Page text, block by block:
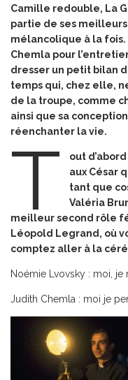
Camille redouble, La
partie de ses
mélancolique à la
Chemla pour
dresser un petit bilan
temps qui, chez elle,
de la troupe, comme
ainsi que sa
réenchanter la vie.
T
out
aux César
tant que
Valéria
meilleur second rôle
Léopold Legrand, où
comptez aller à la
Noémie Lvovsky : moi, je
Judith Chemla : moi je